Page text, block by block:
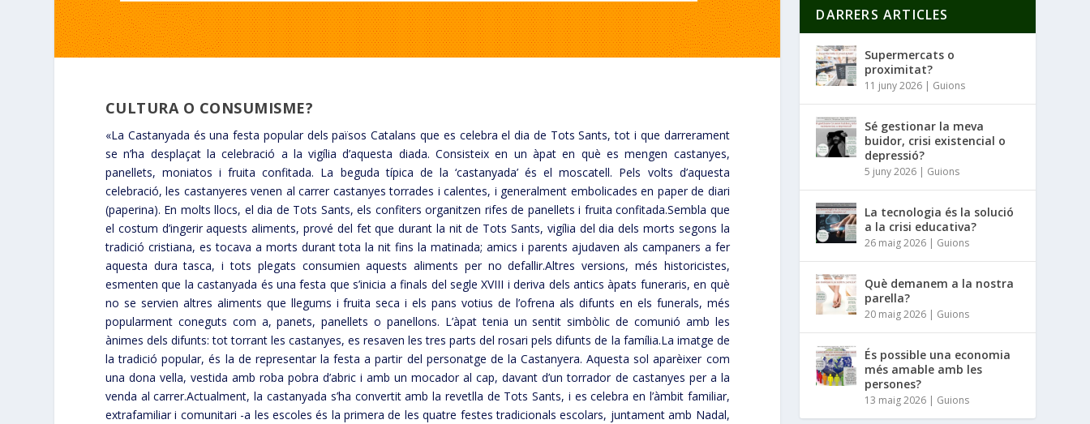
CULTURA O CONSUMISME?
«La Castanyada és una festa popular dels països Catalans que es celebra el dia de Tots Sants, tot i que darrerament
se n’ha desplaçat la celebració a la vigília d’aquesta diada. Consisteix en un àpat en què es mengen castanyes,
panellets, moniatos i fruita confitada. La beguda típica de la ‘castanyada’ és el moscatell. Pels volts d’aquesta
celebració, les castanyeres venen al carrer castanyes torrades i calentes, i generalment embolicades en paper de diari
(paperina). En molts llocs, el dia de Tots Sants, els confiters organitzen rifes de panellets i fruita confitada.Sembla que
el costum d’ingerir aquests aliments, prové del fet que durant la nit de Tots Sants, vigília del dia dels morts segons la
tradició cristiana, es tocava a morts durant tota la nit fins la matinada; amics i parents ajudaven als campaners a fer
aquesta dura tasca, i tots plegats consumien aquests aliments per no defallir.Altres versions, més historicistes,
esmenten que la castanyada és una festa que s’inicia a finals del segle XVIII i deriva dels antics àpats funeraris, en què
no se servien altres aliments que llegums i fruita seca i els pans votius de l’ofrena als difunts en els funerals, més
popularment coneguts com a, panets, panellets o panellons. L’àpat tenia un sentit simbòlic de comunió amb les
ànimes dels difunts: tot torrant les castanyes, es resaven les tres parts del rosari pels difunts de la família.La imatge de
la tradició popular, és la de representar la festa a partir del personatge de la Castanyera. Aquesta sol aparèixer com
una dona vella, vestida amb roba pobra d’abric i amb un mocador al cap, davant d’un torrador de castanyes per a la
venda al carrer.Actualment, la castanyada s’ha convertit amb la revetlla de Tots Sants, i es celebra en l’àmbit familiar,
extrafamiliar i comunitari -a les escoles és la primera de les quatre festes tradicionals escolars, juntament amb Nadal,
DARRERS ARTICLES
Supermercats o
proximitat?
11 juny 2026 | Guions
Sé gestionar la meva
buidor, crisi existencial o
depressió?
5 juny 2026 | Guions
La tecnologia és la solució
a la crisi educativa?
26 maig 2026 | Guions
Què demanem a la nostra
parella?
20 maig 2026 | Guions
És possible una economia
més amable amb les
persones?
13 maig 2026 | Guions